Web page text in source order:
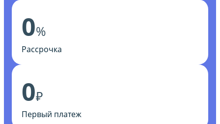
0%
Рассрочка
0₽
Первый платеж